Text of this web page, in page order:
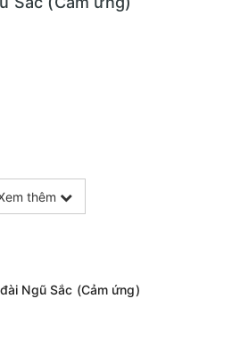
thêm
Ngũ Sắc (Cảm ứng)